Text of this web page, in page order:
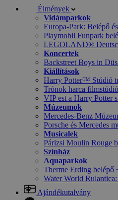
Élmények
Vidámparkok
Europa-Park: Belépő
Playmobil Funpark
LEGOLAND®
Koncertek
Backstreet Boys in
Kiállítások
Harry Potter™ Stúdió
Trónok harca
VIP est a Harry Potter
Múzeumok
Mercedes-Benz
Porsche és Mercedes
Musicalek
Párizsi Moulin Rouge
Színház
Aquaparkok
Therme Erding belépő
Water World Rulantica:
Ajándékutalvány